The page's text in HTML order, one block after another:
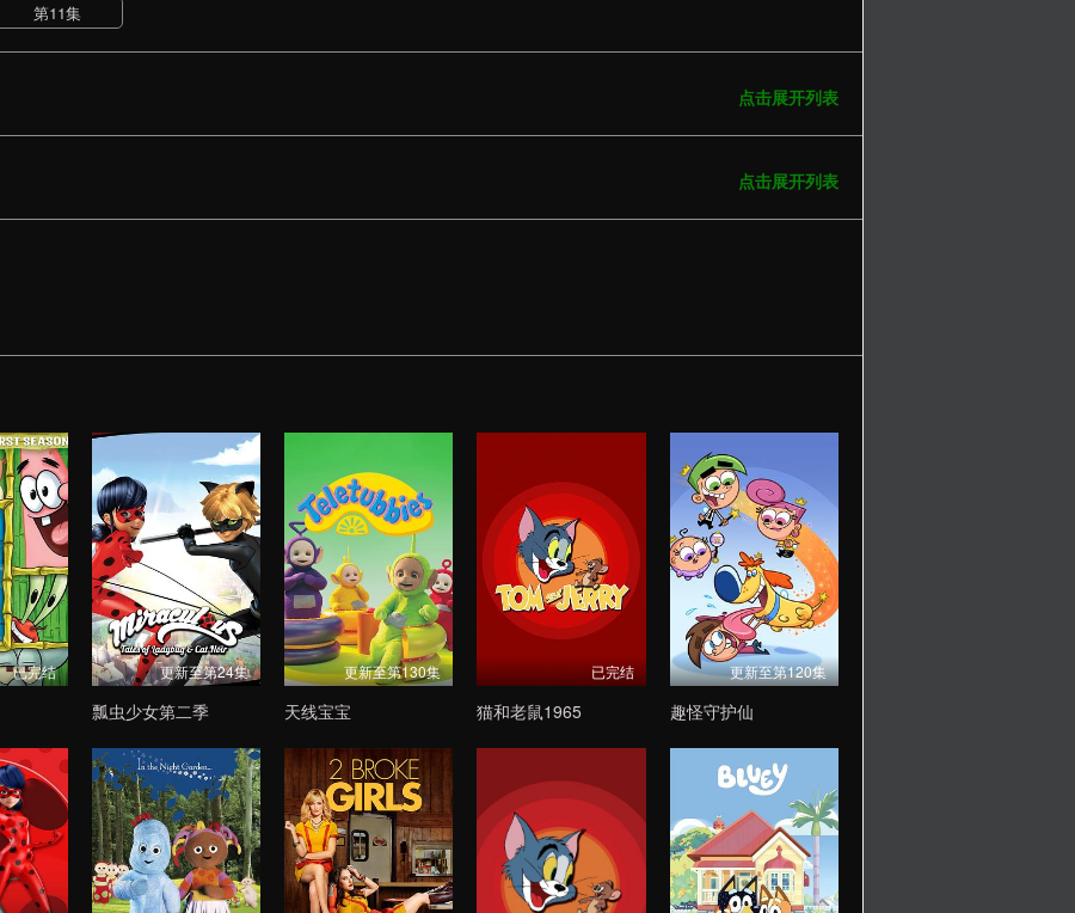
第11集
点击展开列表
点击展开列表
已完结 更新至第24集
瓢虫少女第二季
更新至第130集
天线宝宝
已完结
猫和老鼠1965
更新至第120集
趣怪守护仙